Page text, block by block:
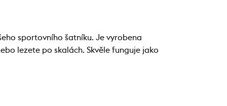
sportovního šatníku. Je vyrobena
lezete po skalách. Skvěle funguje jako